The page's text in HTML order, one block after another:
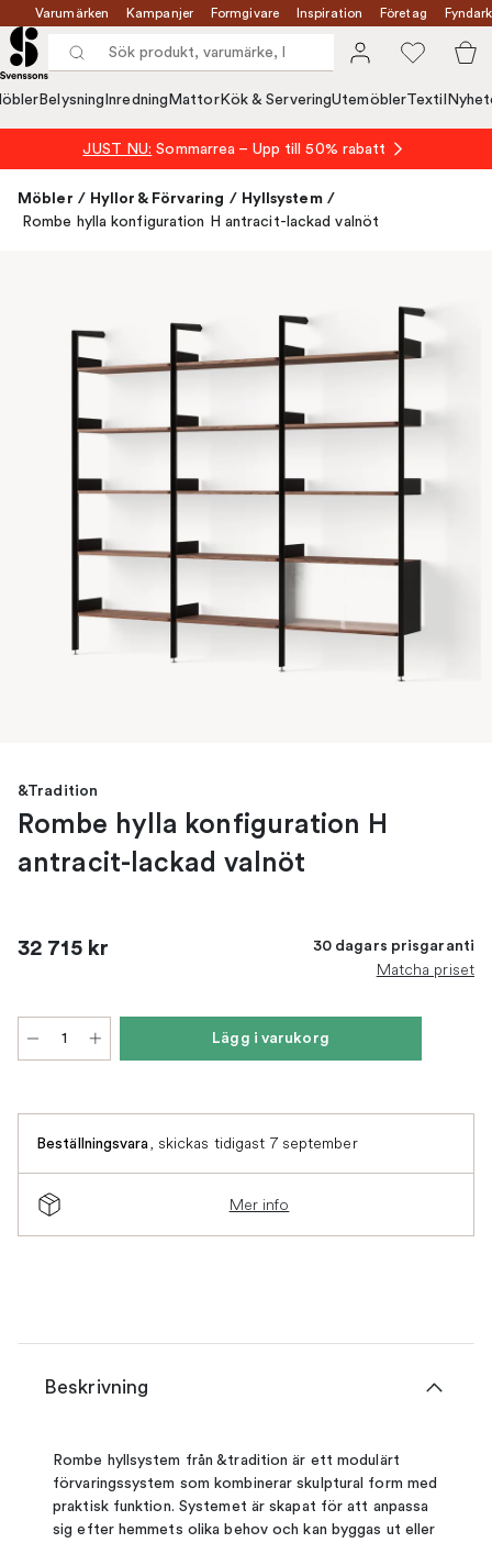
Varumärken Kampanjer Formgivare Inspiration Företag
Belysning Inredning MattorKök & ServeringUtemöblerTextil
JUST NU: Sommarrea – Upp till 50% rabatt
Möbler / Hyllor & Förvaring / Hyllsystem /
Rombe hylla konfiguration H antracit-lackad valnöt
&Tradition
Rombe hylla konfiguration H
antracit-lackad valnöt
32 715 kr 30 dagars prisgaranti
Matcha priset
Lägg i varukorg
Beställningsvara, skickas tidigast 7 september
Mer info
Beskrivning
Rombe hyllsystem från &tradition är ett modulärt
förvaringssystem som kombinerar skulptural form med
praktisk funktion. Systemet är skapat för att anpassa
sig efter hemmets olika behov och kan byggas ut eller